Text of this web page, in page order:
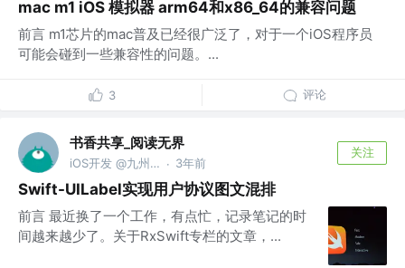
mac m1 iOS 模拟器 arm64和x86_64的兼容问题
前言 m1芯片的mac普及已经很广泛了，对于一个iOS程序员
可能会碰到一些兼容性的问题。...
3 评论
书香共享_阅读无界
iOS开发 @九州文化 · 3年前
关注
Swift-UILabel实现用户协议图文混排
前言 最近换了一个工作，有点忙，记录笔记的时
间越来越少了。关于RxSwift专栏的文章，...